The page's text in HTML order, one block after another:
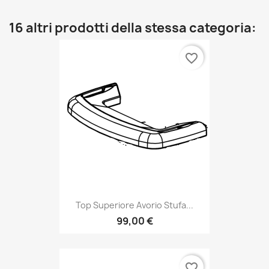
16 altri prodotti della stessa categoria:
Top Superiore Avorio Stufa...
99,00 €
favorite_border